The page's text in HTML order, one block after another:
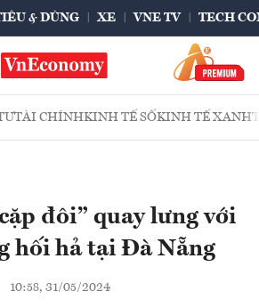
& DÙNG XE VNE TV TECH
TÀI CHÍNHKINH TẾ SỐKINH TẾ XANH
đôi” quay lưng với
hối hả tại Đà Nẵng
10:58, 31/05/2024